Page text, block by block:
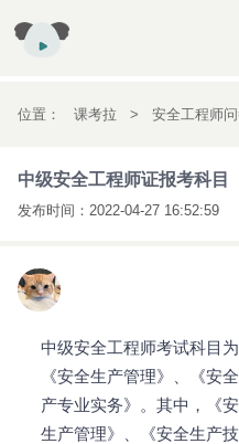
考研 考研
英语
位置： 课考拉 > 安全工程师
中级安全工程师证报考科目
发布时间： 2022-04-27 16:52:59
中级安全工程师考试科目
《安全生产管理》、《安
产专业实务》。其中，《
生产管理》、《安全生产